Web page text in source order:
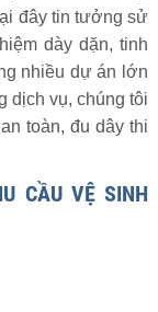
đây tin tưởng sử
dày dặn, tinh
nhiều dự án lớn
dịch vụ, chúng tôi
toàn, đu dây thi
CẦU VỆ SINH